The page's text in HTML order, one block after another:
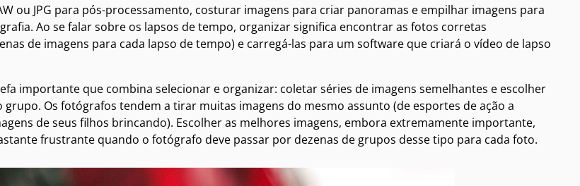
ou JPG para pós-processamento, costurar imagens para criar panoramas e empilhar imagens para
Ao se falar sobre os lapsos de tempo, organizar significa encontrar as fotos corretas
de imagens para cada lapso de tempo) e carregá-las para um software que criará o vídeo de lapso
importante que combina selecionar e organizar: coletar séries de imagens semelhantes e escolher
Os fotógrafos tendem a tirar muitas imagens do mesmo assunto (de esportes de ação a
de seus filhos brincando). Escolher as melhores imagens, embora extremamente importante,
frustrante quando o fotógrafo deve passar por dezenas de grupos desse tipo para cada foto.